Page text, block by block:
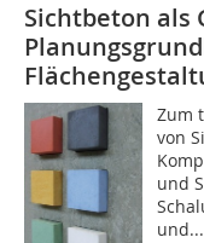
Sichtbeton als
Zum
von
und
und...